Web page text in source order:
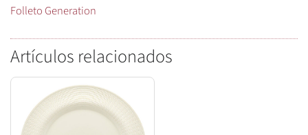
Folleto Generation
Artículos relacionados